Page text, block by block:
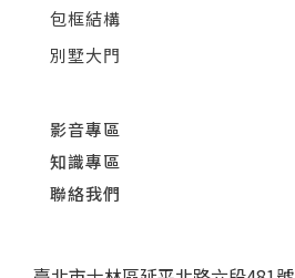
包框結構
別墅大門
影音專區
知識專區
聯絡我們